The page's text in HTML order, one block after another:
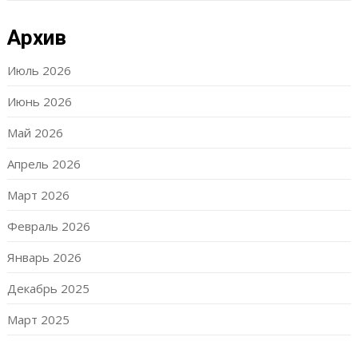
Архив
Июль 2026
Июнь 2026
Май 2026
Апрель 2026
Март 2026
Февраль 2026
Январь 2026
Декабрь 2025
Март 2025